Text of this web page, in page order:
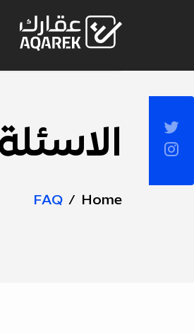
Page
Home
FAQ
Social